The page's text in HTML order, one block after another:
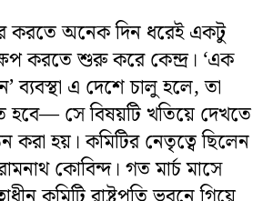
করতে অনেক দিন ধরেই একটু
করতে শুরু করে কেন্দ্র। ‘এক
ব্যবস্থা এ দেশে চালু হলে, তা
হবে— সে বিষয়টি খতিয়ে দেখতে
করা হয়। কমিটির নেতৃত্বে ছিলেন
রামনাথ কোবিন্দ। গত মার্চ মাসে